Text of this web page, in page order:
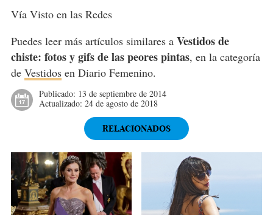
Vía Visto en las Redes
Puedes leer más artículos similares a Vestidos de
chiste: fotos y gifs de las peores pintas, en la categoría
de Vestidosen Diario Femenino.
Publicado: 13 de septiembre de 2014
Actualizado: 24 de agosto de 2018
RELACIONADOS